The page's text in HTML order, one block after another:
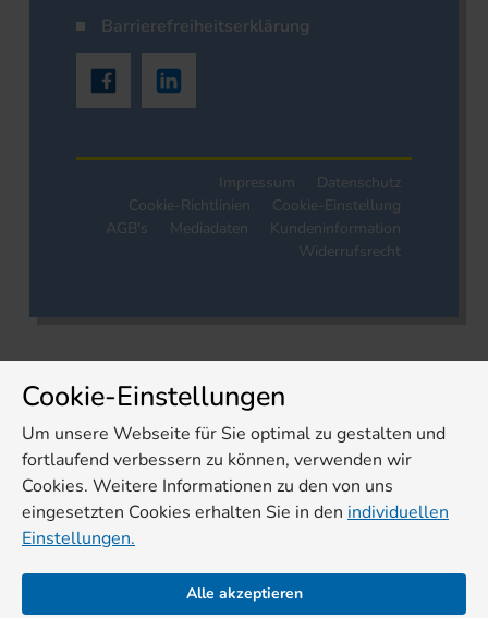
Barrierefreiheitserklärung
Impressum
Datenschutz
Cookie-Richtlinien
Cookie-Einstellung
AGB's
Mediadaten
Kundeninformation
Widerrufsrecht
Cookie-Einstellungen
Um unsere Webseite für Sie optimal zu gestalten und
fortlaufend verbessern zu können, verwenden wir
Cookies. Weitere Informationen zu den von uns
eingesetzten Cookies erhalten Sie in den individuellen
Einstellungen.
Alle akzeptieren